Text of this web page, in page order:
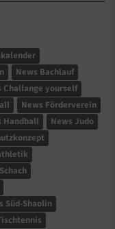
News Bachlauf
Challange yourself
News Förderverein
Handball
News Judo
Süd-Shaolin